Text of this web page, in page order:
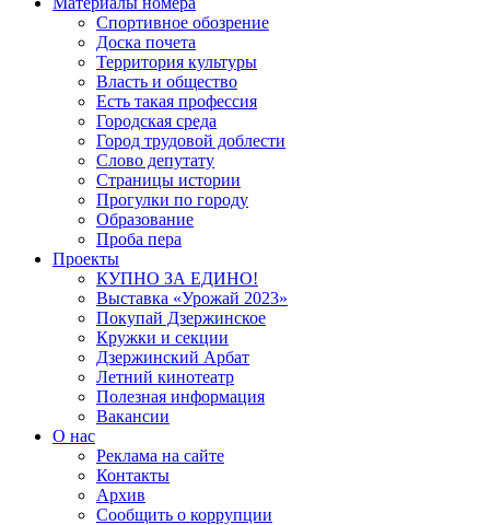
Спортивное обозрение
Доска почета
Территория культуры
Власть и общество
Есть такая профессия
Городская среда
Город трудовой доблести
Слово депутату
Страницы истории
Прогулки по городу
Образование
Проба пера
Проекты
КУПНО ЗА ЕДИНО!
Выставка «Урожай 2023»
Покупай Дзержинское
Кружки и секции
Дзержинский Арбат
Летний кинотеатр
Полезная информация
Вакансии
О нас
Реклама на сайте
Контакты
Архив
Сообщить о коррупции